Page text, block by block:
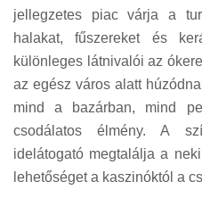
jellegzetes piac várja a
halakat, fűszereket és
különleges látnivalói az
az egész város alatt
mind a bazárban, mind
csodálatos élmény. A
idelátogató megtalálja a
lehetőséget a kaszinóktól a